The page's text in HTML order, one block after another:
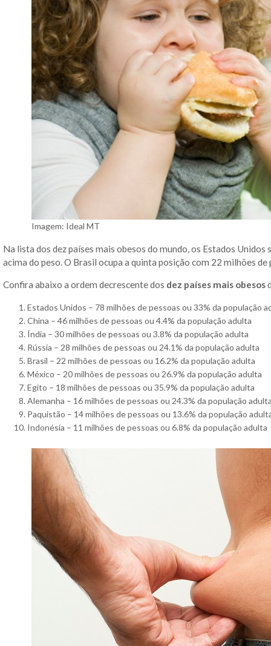
Imagem: Ideal MT
Na lista dos dez países mais obesos do mundo, os Estados
acima do peso. O Brasil ocupa a quinta posição com 22 milhões de
Confira abaixo a ordem decrescente dos dez países mais obesos
Estados Unidos – 78 milhões de pessoas ou 33% da população
China – 46 milhões de pessoas ou 4.4% da população adulta
Índia – 30 milhões de pessoas ou 3.8% da população adulta
Rússia – 28 milhões de pessoas ou 24.1% da população adulta
Brasil – 22 milhões de pessoas ou 16.2% da população adulta
México – 20 milhões de pessoas ou 26.9% da população adulta
Egito – 18 milhões de pessoas ou 35.9% da população adulta
Alemanha – 16 milhões de pessoas ou 24.3% da população
Paquistão – 14 milhões de pessoas ou 13.6% da população
Indonésia – 11 milhões de pessoas ou 6.8% da população adulta